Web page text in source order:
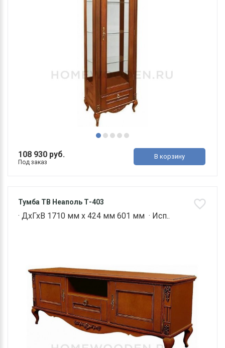
108 930 руб.
Под заказ
В корзину
Тумба ТВ Неаполь Т-403
· ДхГхВ 1710 мм х 424 мм 601 мм · Исп..